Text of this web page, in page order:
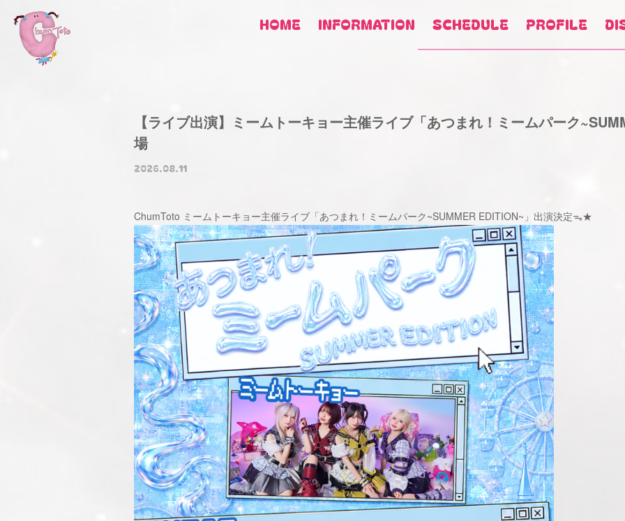
HOME INFORMATION SCHEDULE PROFILE
【ライブ出演】ミームトーキョー主催ライブ「あつまれ！ミームパーク
場
2026.08.11
ChumToto ミームトーキョー主催ライブ「あつまれ！ミームパーク~SUMMER EDITION~」出演決定ᯓ★